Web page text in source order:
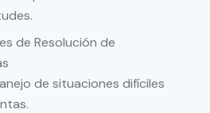
de Resolución de
de situaciones difíciles